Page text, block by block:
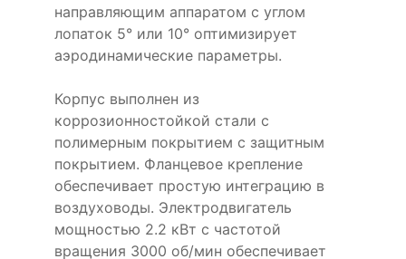
направляющим аппаратом с углом
лопаток 5° или 10° оптимизирует
аэродинамические параметры.
Корпус выполнен из
коррозионностойкой стали с
полимерным покрытием с защитным
покрытием. Фланцевое крепление
обеспечивает простую интеграцию в
воздуховоды. Электродвигатель
мощностью 2.2 кВт с частотой
вращения 3000 об/мин обеспечивает